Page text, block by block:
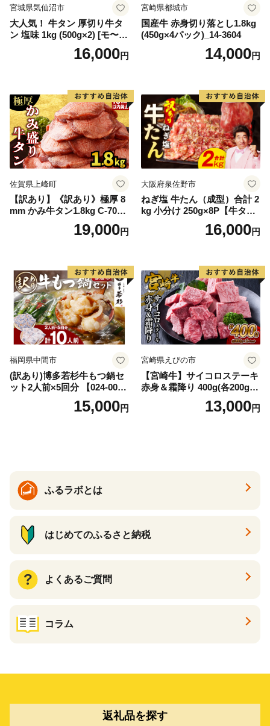
宮城県気仙沼市
大人気！ 牛タン 厚切り牛タ
ン 塩味 1kg (500g×2) [モ〜ラ
ンド 宮城県 気仙沼市 205646
60] 肉 牛肉 精肉 牛たん 牛タ
厚切り タン
16,000円
宮崎県都城市
国産牛 赤身切り落とし1.8kg
(450g×4パック)_14-3604
14,000円
佐賀県上峰町
【訳あり】《訳あり》極厚 8
mm かみ牛タン1.8kg C-709-
19,000円
大阪府泉佐野市
ねぎ塩 牛たん（成型）合計 2
kg 小分け 250g×8P【牛タン
牛肉 焼肉用 薄切り 訳あり サ
16,000円
福岡県中間市
(訳あり)博多若杉牛もつ鍋セ
ット2人前×5回分 【024-002
15,000円
宮崎県えびの市
【宮崎牛】サイコロステーキ
赤身＆霜降り 400g(各200g×
１P 計2P) 真空パック 冷凍
13,000円
ふるラボとは
はじめてのふるさと納税
よくあるご質問
コラム
返礼品を探す